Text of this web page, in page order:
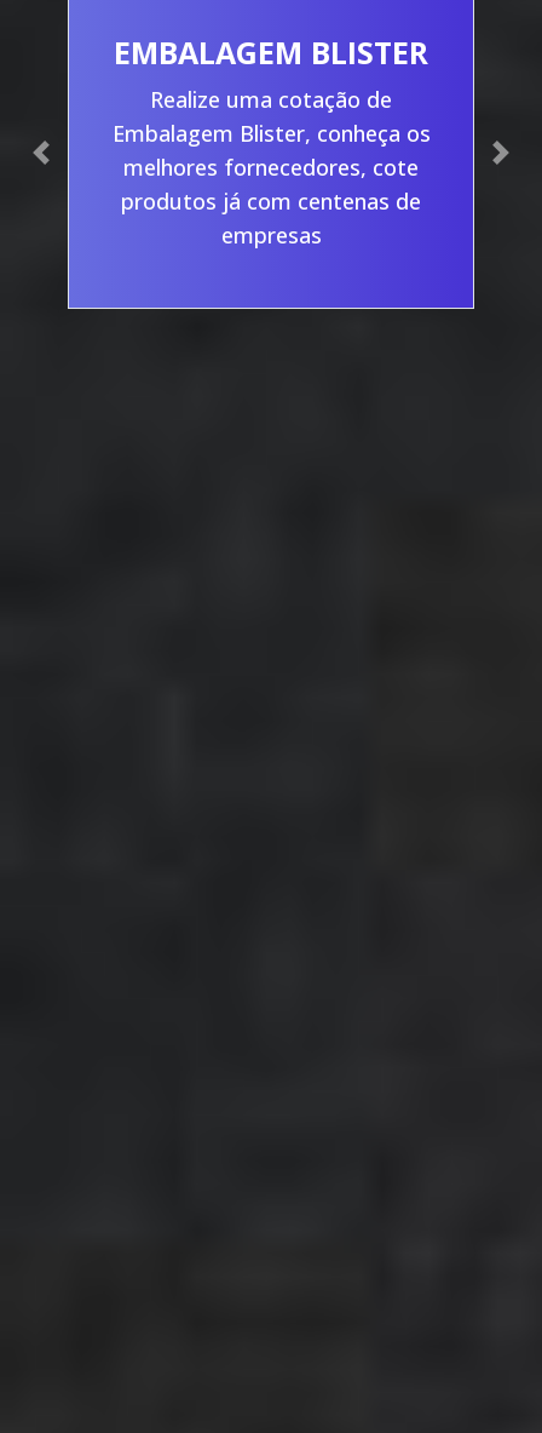
EMBALAGEM BLISTER
Realize uma cotação de
Embalagem Blister, conheça os
melhores fornecedores, cote
produtos já com centenas de
empresas
Previous Next